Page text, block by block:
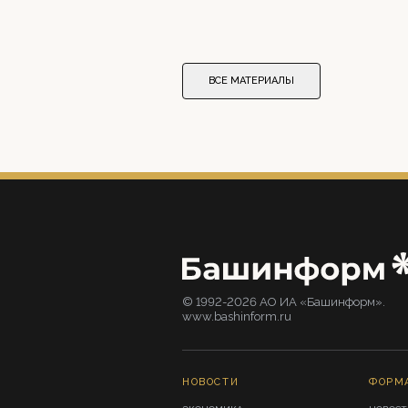
ВСЕ МАТЕРИАЛЫ
© 1992-2026 АО ИА «Башинформ».
www.bashinform.ru
НОВОСТИ